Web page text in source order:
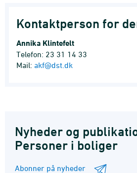
Kontaktperson for
Annika Klintefelt
Telefon: 23 31 14 33
Mail: akf@dst.dk
Nyheder og
Personer i boliger
Abonner på nyheder